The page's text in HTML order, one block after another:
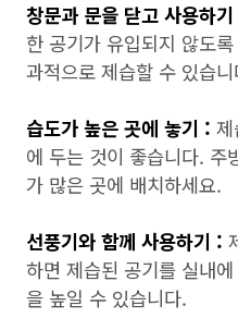
창문과 문을 닫고 사용하
한 공기가 유입되지 않도
과적으로 제습할 수 있습니
습도가 높은 곳에 놓기 :
에 두는 것이 좋습니다. 주
가 많은 곳에 배치하세요.
선풍기와 함께 사용하기 :
하면 제습된 공기를 실내
을 높일 수 있습니다.